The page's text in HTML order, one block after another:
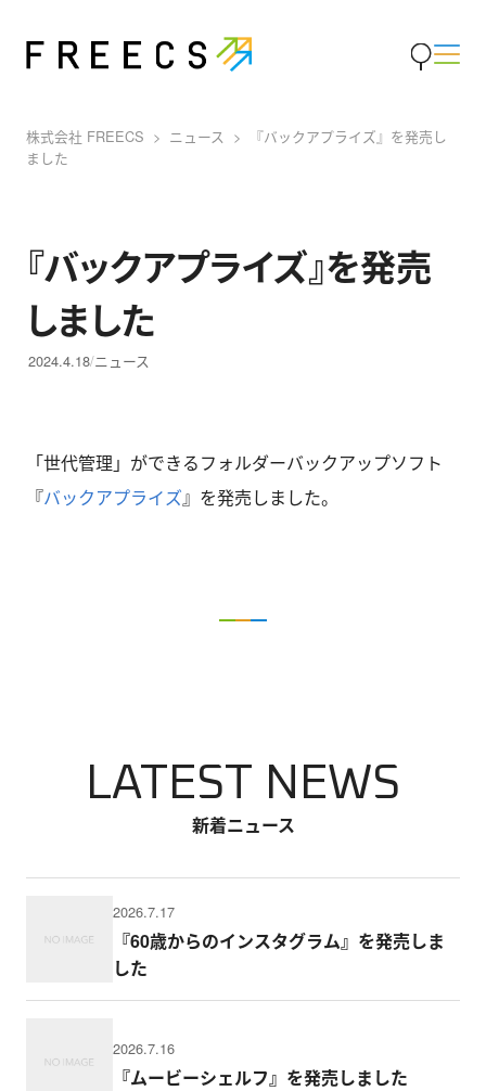
株式会社 FREECS ニュース
『バックアプライズ』を発売し
ました
『バックアプライズ』を発売
しました
2024.4.18 ニュース
「世代管理」ができるフォルダーバックアップソフト
『バックアプライズ』を発売しました。
新着ニュース
LATEST NEWS
2026.7.17
『60歳からのインスタグラム』を発売しま
した
2026.7.16
『ムービーシェルフ』を発売しました